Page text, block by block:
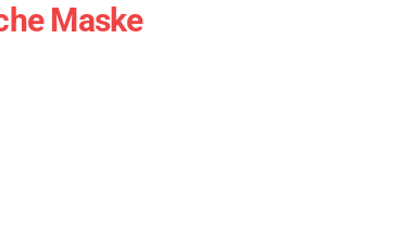
Maske